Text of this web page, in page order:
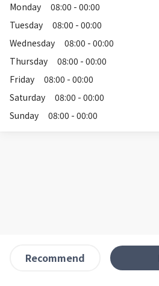
Monday
08:00 - 00:00
Tuesday
08:00 - 00:00
Wednesday
08:00 - 00:00
Thursday
08:00 - 00:00
Friday
08:00 - 00:00
Saturday
08:00 - 00:00
Sunday
08:00 - 00:00
Recommend